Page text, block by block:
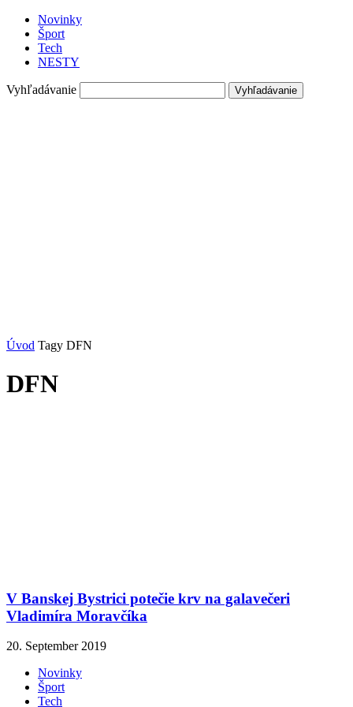
Novinky
Šport
Tech
NESTY
Vyhľadávanie
Úvod Tagy DFN
DFN
V Banskej Bystrici potečie krv na galavečeri
Vladimíra Moravčíka
20. September 2019
Novinky
Šport
Tech